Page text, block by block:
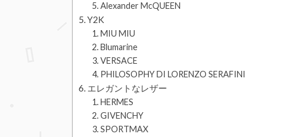
Alexander McQUEEN
Y2K
MIU MIU
Blumarine
VERSACE
PHILOSOPHY DI LORENZO SERAFINI
エレガントなレザー
HERMES
GIVENCHY
SPORTMAX